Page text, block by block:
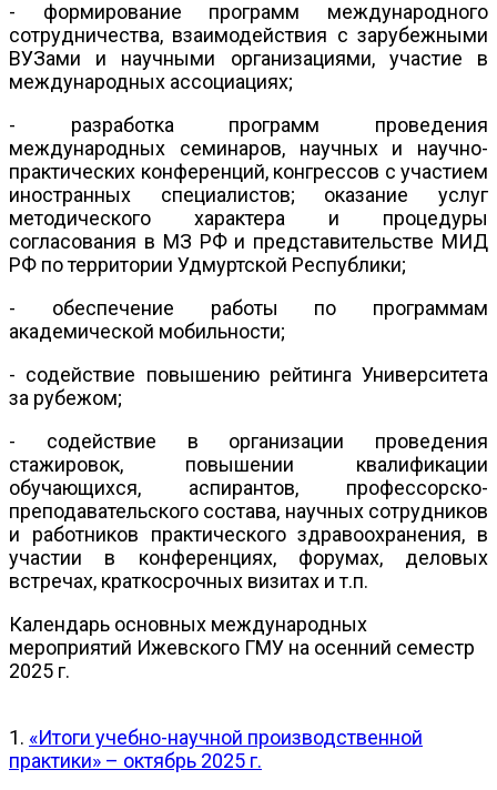
- формирование программ международного
сотрудничества, взаимодействия с зарубежными
ВУЗами и научными организациями, участие в
международных ассоциациях;
- разработка программ проведения
международных семинаров, научных и научно-
практических конференций, конгрессов с участием
иностранных специалистов; оказание услуг
методического характера и процедуры
согласования в МЗ РФ и представительстве МИД
РФ по территории Удмуртской Республики;
- обеспечение работы по программам
академической мобильности;
- содействие повышению рейтинга Университета
за рубежом;
- содействие в организации проведения
стажировок, повышении квалификации
обучающихся, аспирантов, профессорско-
преподавательского состава, научных сотрудников
и работников практического здравоохранения, в
участии в конференциях, форумах, деловых
встречах, краткосрочных визитах и т.п.
Календарь основных международных
мероприятий Ижевского ГМУ на осенний семестр
2025 г.
1. «Итоги учебно-научной производственной
практики» – октябрь 2025 г.